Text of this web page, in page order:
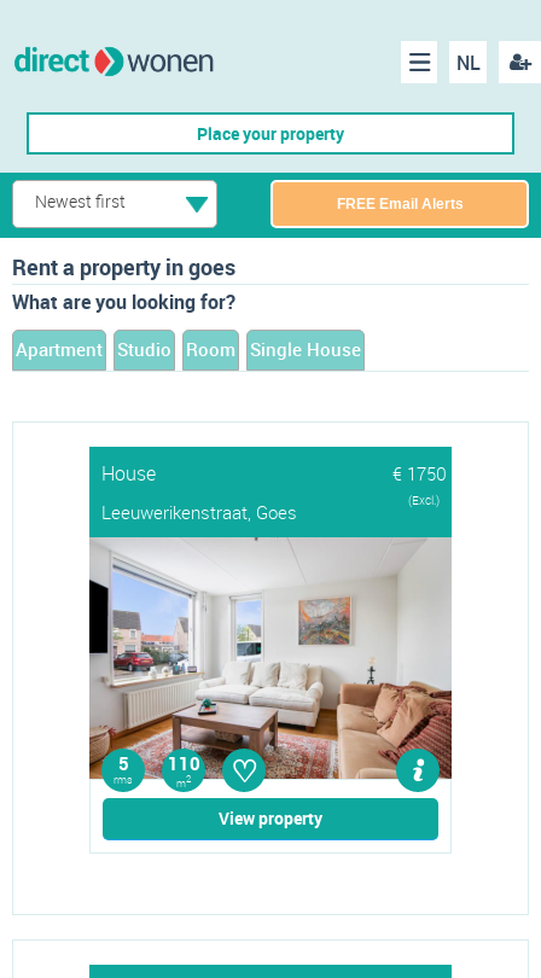
NL
Menu
Place your property
Newest first FREE Email Alerts
Rent a property in goes
What are you looking for?
Apartment Studio Room Single House
House
€ 1750
Leeuwerikenstraat, Goes
(Excl.)
5
rms
110
m2 ♡
View property